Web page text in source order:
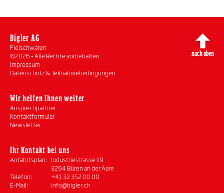
nach oben
Bigler AG
Fleischwaren
©2026 - Alle Rechte vorbehalten
Impressum
Datenschutz & Teilnahmebedingungen
Wir helfen Ihnen weiter
Ansprechpartner
Kontaktformular
Newsletter
Ihr Kontakt bei uns
Anfahrtsplan:
Industriestrasse 19
3294 Büren an der Aare
Telefon:
+41 32 352 00 00
E-Mail:
info@bigler.ch